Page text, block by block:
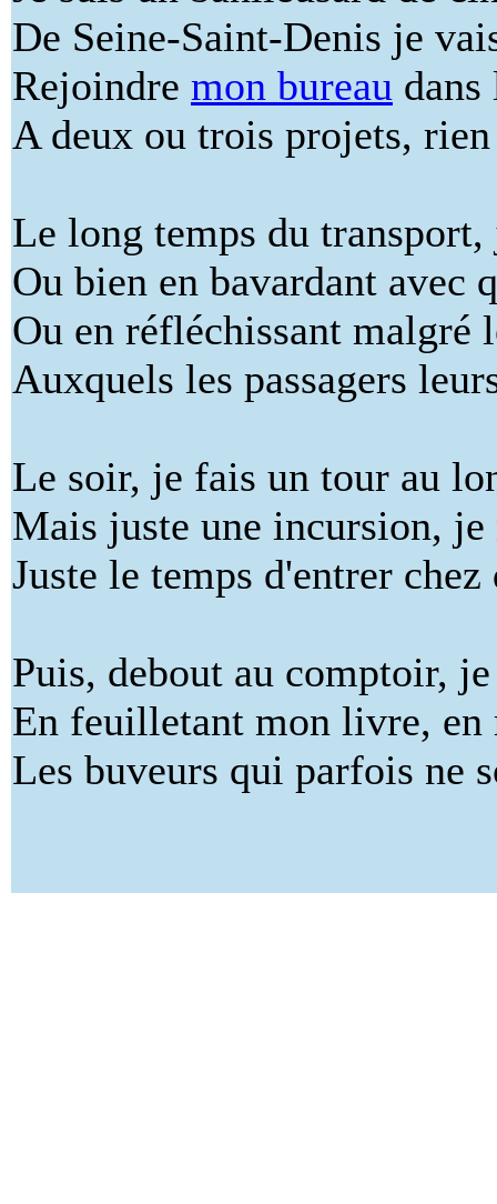
De Seine-Saint-Denis je
Rejoindre mon bureau
A deux ou trois projets,
Le long temps du transport,
Ou bien en bavardant avec
Ou en réfléchissant malgré
Auxquels les passagers
Le soir, je fais un tour au
Mais juste une incursion, je
Juste le temps d'entrer
Puis, debout au comptoir,
En feuilletant mon livre, en
Les buveurs qui parfois ne